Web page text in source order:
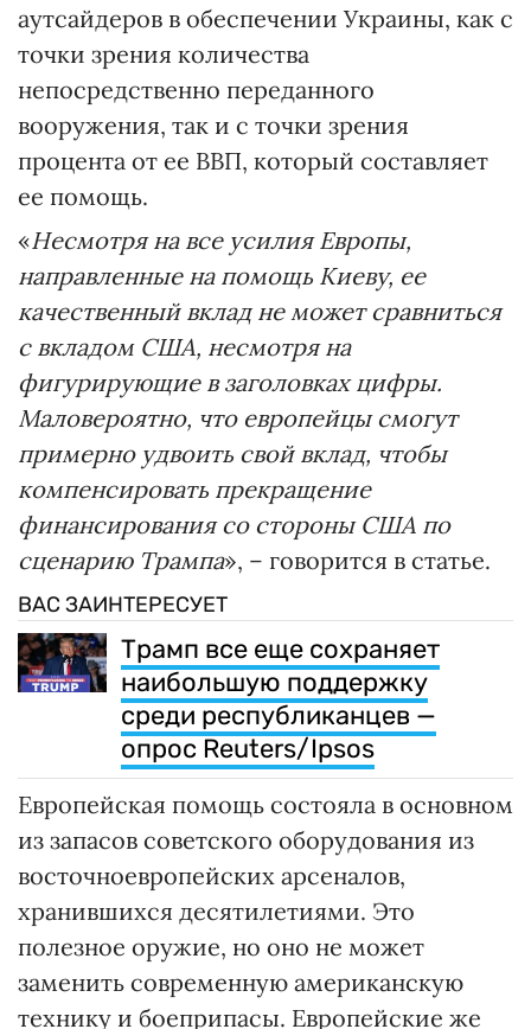
аутсайдеров в обеспечении Украины, как с
точки зрения количества
непосредственно переданного
вооружения, так и с точки зрения
процента от ее ВВП, который составляет
ее помощь.
«Несмотря на все усилия Европы,
направленные на помощь Киеву, ее
качественный вклад не может сравниться
с вкладом США, несмотря на
фигурирующие в заголовках цифры.
Маловероятно, что европейцы смогут
примерно удвоить свой вклад, чтобы
компенсировать прекращение
финансирования со стороны США по
сценарию Трампа», – говорится в статье.
ВАС ЗАИНТЕРЕСУЕТ
Трамп все еще сохраняет
наибольшую поддержку
среди республиканцев —
опрос Reuters/Ipsos
Европейская помощь состояла в основном
из запасов советского оборудования из
восточноевропейских арсеналов,
хранившихся десятилетиями. Это
полезное оружие, но оно не может
заменить современную американскую
технику и боеприпасы. Европейские же